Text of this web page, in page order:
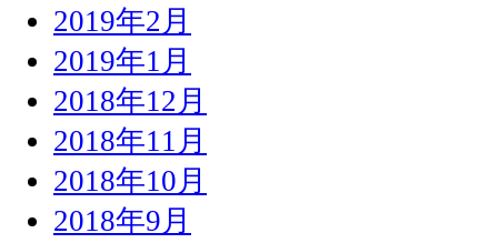
2019年2月
2019年1月
2018年12月
2018年11月
2018年10月
2018年9月